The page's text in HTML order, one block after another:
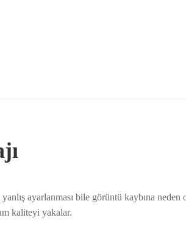
ayarlanması bile görüntü kaybına
kaliteyi yakalar.